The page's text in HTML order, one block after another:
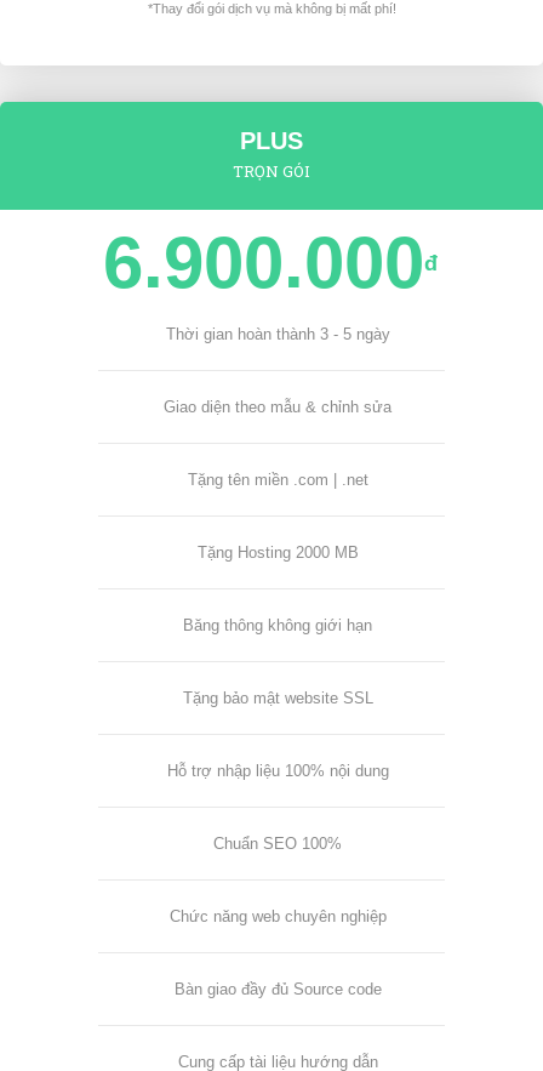
*Thay đổi gói dịch vụ mà không bị mất phí!
PLUS
TRỌN GÓI
6.900.000đ
Thời gian hoàn thành 3 - 5 ngày
Giao diện theo mẫu & chỉnh sửa
Tặng tên miền .com | .net
Tặng Hosting 2000 MB
Băng thông không giới hạn
Tặng bảo mật website SSL
Hỗ trợ nhập liệu 100% nội dung
Chuẩn SEO 100%
Chức năng web chuyên nghiệp
Bàn giao đầy đủ Source code
Cung cấp tài liệu hướng dẫn